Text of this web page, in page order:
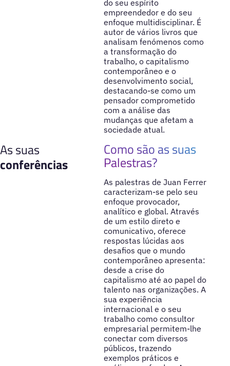
do seu espírito
empreendedor e do seu
enfoque multidisciplinar. É
autor de vários livros que
analisam fenómenos como
a transformação do
trabalho, o capitalismo
contemporâneo e o
desenvolvimento social,
destacando-se como um
pensador comprometido
com a análise das
mudanças que afetam a
sociedade atual.
As suas
conferências
Como são as suas
Palestras?
As palestras de Juan Ferrer
caracterizam-se pelo seu
enfoque provocador,
analítico e global. Através
de um estilo direto e
comunicativo, oferece
respostas lúcidas aos
desafios que o mundo
contemporâneo apresenta:
desde a crise do
capitalismo até ao papel do
talento nas organizações. A
sua experiência
internacional e o seu
trabalho como consultor
empresarial permitem-lhe
conectar com diversos
públicos, trazendo
exemplos práticos e